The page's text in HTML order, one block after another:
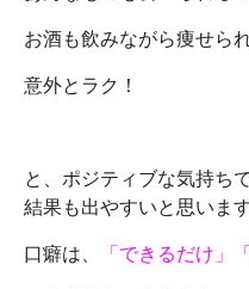
お酒も飲みながら痩せら
意外とラク！
と、ポジティブな気持ち
結果も出やすいと思います
口癖は、 「できるだけ」